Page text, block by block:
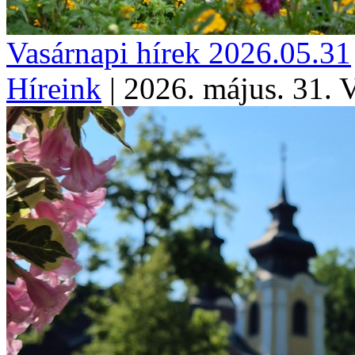
Vasárnapi hírek 2026.05.31
Híreink | 2026. május. 31.